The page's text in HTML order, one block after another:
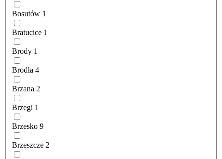
Bosutów 1
Bratucice 1
Brody 1
Brodła 4
Brzana 2
Brzegi 1
Brzesko 9
Brzeszcze 2